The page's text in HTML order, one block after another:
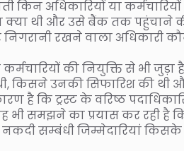
अधिकारियों या कर्मचारियों
क्या थी और उसे बैंक तक पहुंचाने
निगरानी रखने वाला
की नियुक्ति से भी जुड़ा
किसने उनकी सिफारिश की थी
है कि ट्रस्ट के वरिष्ठ
भी समझने का प्रयास कर रही है
सम्बंधी जिम्मेदारियां किसके